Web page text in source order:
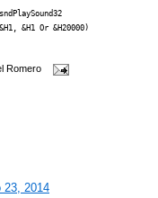
&H1 Or &H20000)
Romero
23, 2014